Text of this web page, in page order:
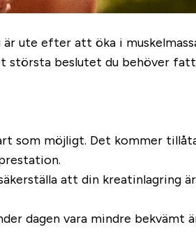
ute efter att öka i
beslutet du behöver
som möjligt. Det kommer
att din kreatinlagring
dagen vara mindre bekvämt